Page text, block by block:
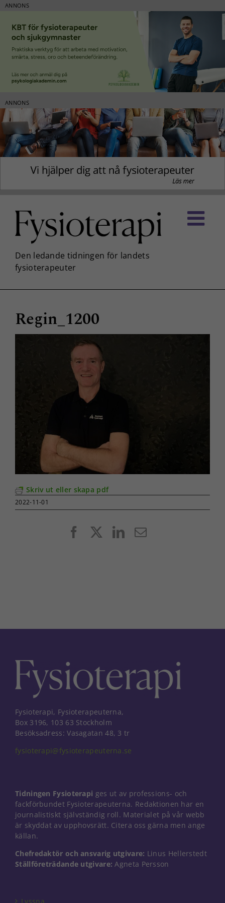
ANNONS
ANNONS
innehållet
Regin_1200
Skriv ut eller skapa pdf
2022-11-01
FacebookLinkedIn
E-
Fysioterapi, Fysioterapeuterna,
Box 3196, 103 63 Stockholm
Besöksadress: Vasagatan 48, 3 tr
fysioterapi@fysioterapeuterna.se
Tidningen Fysioterapi ges ut av professions- och
fackförbundet Fysioterapeuterna. Redaktionen har en
journalistiskt självständig roll. Materialet på vår webb
är skyddat av upphovsrätt. Citera oss gärna men ange
källan.
Chefredaktör och ansvarig utgivare: Linus Hellerstedt
Ställföreträdande utgivare: Agneta Persson
Nödvändiga